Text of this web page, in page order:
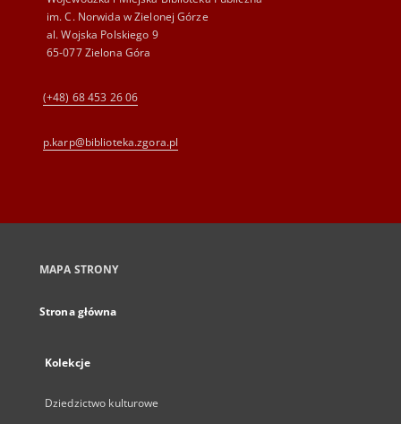
im. C. Norwida w Zielonej Górze
al. Wojska Polskiego 9
65-077 Zielona Góra
(+48) 68 453 26 06
p.karp@biblioteka.zgora.pl
MAPA STRONY
Strona główna
Kolekcje
Dziedzictwo kulturowe